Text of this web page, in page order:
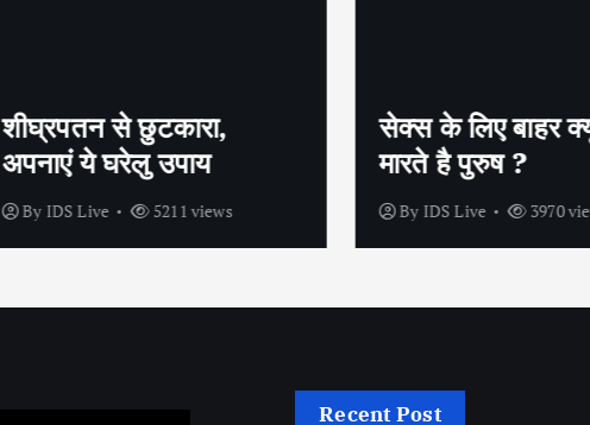
से छुटकारा,
ये घरेलु उपाय
Live 5211 views
सेक्स के लिए बाहर क्यूं मुंह
मारते है पुरुष ?
IDS Live 3970 views
Recent Post